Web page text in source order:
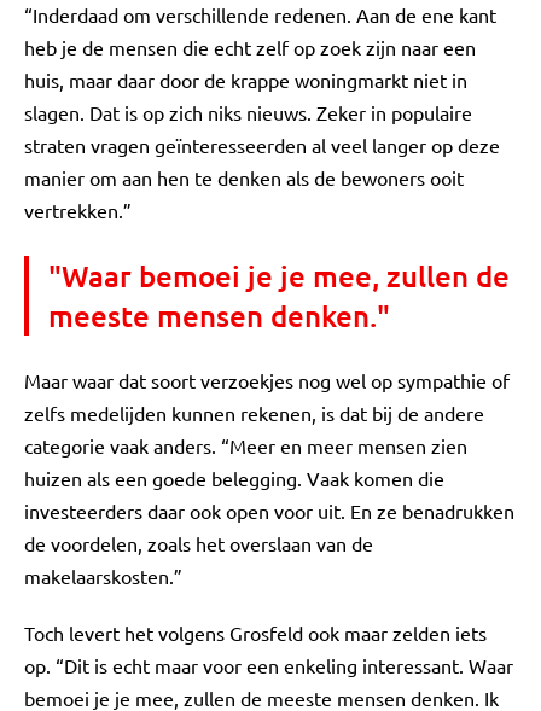
“Inderdaad om verschillende redenen. Aan de ene kant
heb je de mensen die echt zelf op zoek zijn naar een
huis, maar daar door de krappe woningmarkt niet in
slagen. Dat is op zich niks nieuws. Zeker in populaire
straten vragen geïnteresseerden al veel langer op deze
manier om aan hen te denken als de bewoners ooit
vertrekken.”
"Waar bemoei je je mee, zullen de
meeste mensen denken."
Maar waar dat soort verzoekjes nog wel op sympathie of
zelfs medelijden kunnen rekenen, is dat bij de andere
categorie vaak anders. “Meer en meer mensen zien
huizen als een goede belegging. Vaak komen die
investeerders daar ook open voor uit. En ze benadrukken
de voordelen, zoals het overslaan van de
makelaarskosten.”
Toch levert het volgens Grosfeld ook maar zelden iets
op. “Dit is echt maar voor een enkeling interessant. Waar
bemoei je je mee, zullen de meeste mensen denken. Ik